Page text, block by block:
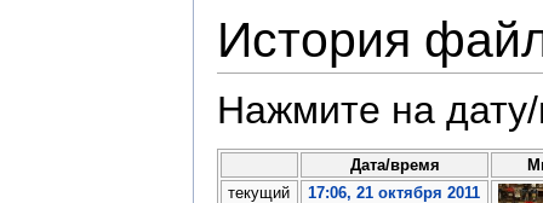
История
Нажмите на
Дата/время
текущий
17:06, 21 октября 2011